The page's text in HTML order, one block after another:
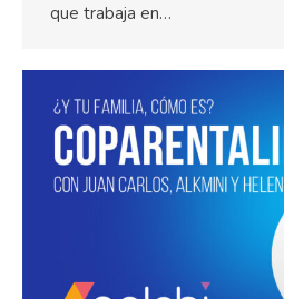
que trabaja en…